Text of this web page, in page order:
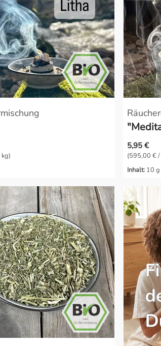
5,95 €
(595,00 € /
Inhalt: 10 g